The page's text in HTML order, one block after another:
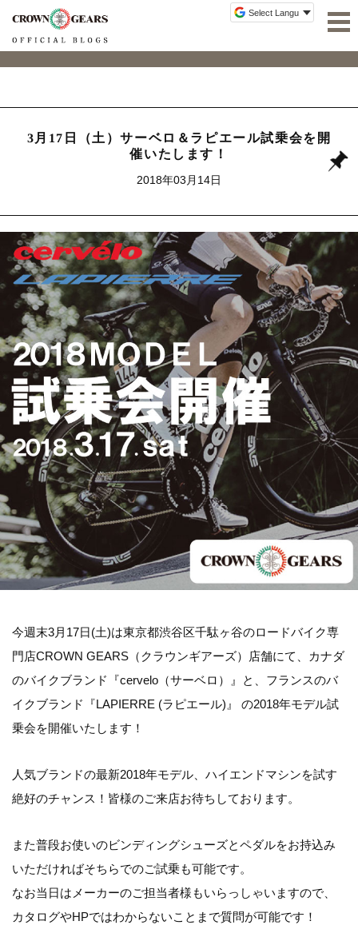
3月17日（土）サーベロ＆ラピエール試乗会を開
催いたします！
2018年03月14日
今週末3月17日(土)は東京都渋谷区千駄ヶ谷のロードバイク専
門店CROWN GEARS（クラウンギアーズ）店舗にて、カナダ
のバイクブランド『cervelo（サーベロ）』と、フランスのバ
イクブランド『LAPIERRE (ラピエール)』 の2018年モデル試
乗会を開催いたします！
人気ブランドの最新2018年モデル、ハイエンドマシンを試す
絶好のチャンス！皆様のご来店お待ちしております。
また普段お使いのビンディングシューズとペダルをお持込み
いただければそちらでのご試乗も可能です。
なお当日はメーカーのご担当者様もいらっしゃいますので、
カタログやHPではわからないことまで質問が可能です！